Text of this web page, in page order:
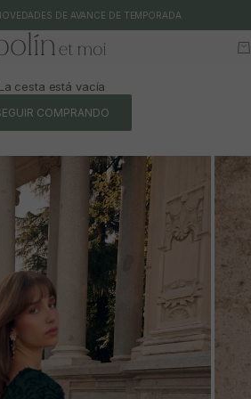
DE AVANCE DE TEMPORADA
et moi
La cesta está vacía
COMPRANDO